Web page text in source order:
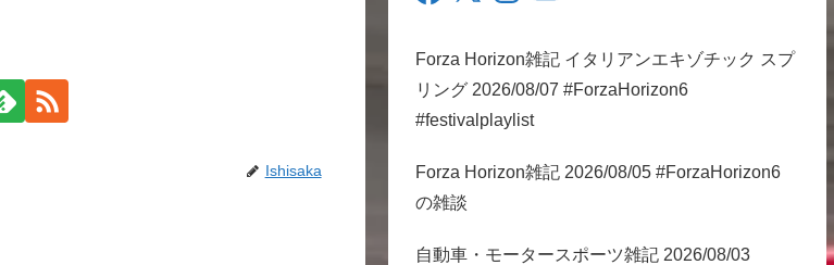
Ishisaka
Forza Horizon雑記 イタリアンエキゾチック スプ
リング 2026/08/07 #ForzaHorizon6
#festivalplaylist
Forza Horizon雑記 2026/08/05 #ForzaHorizon6
の雑談
自動車・モータースポーツ雑記 2026/08/03